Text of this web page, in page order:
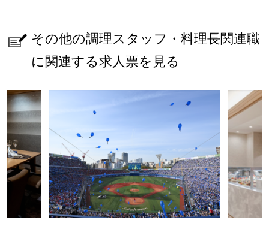
その他の調理スタッフ・料理長関連職
に関連する求人票を見る